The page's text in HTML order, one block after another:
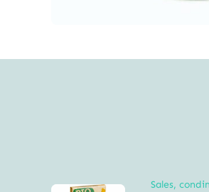
Sales,